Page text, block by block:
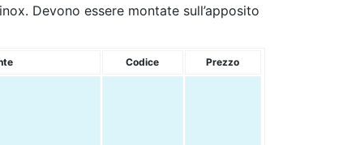
Devono essere montate sull’apposito
Codice Prezzo